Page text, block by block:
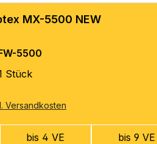
MX-5500 NEW
5500
Stück
Versandkosten
bis 4 VE bis 9 VE